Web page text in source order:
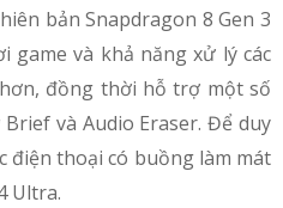
bản Snapdragon 8 Gen 3
game và khả năng xử lý các
đồng thời hỗ trợ một số
và Audio Eraser. Để duy
điện thoại có buồng làm mát
Ultra.